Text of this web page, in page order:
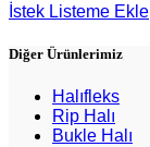
İstek Listeme Ekle
Diğer Ürünlerimiz
Halıfleks
Rip Halı
Bukle Halı